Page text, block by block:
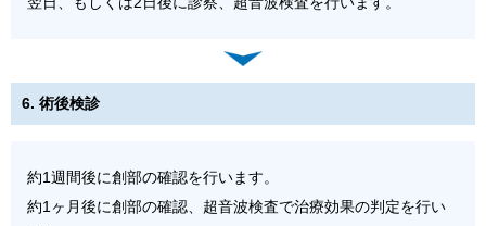
6. 術後検診
約1週間後に創部の確認を行います。
約1ヶ月後に創部の確認、超音波検査で治療効果の判定を行い